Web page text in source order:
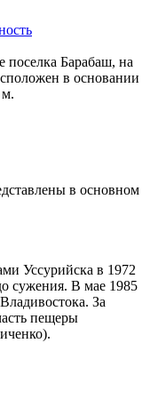
поселка Барабаш, на
в основании
м.
в основном
Уссурийска в 1972
сужения. В мае 1985
За
пещеры